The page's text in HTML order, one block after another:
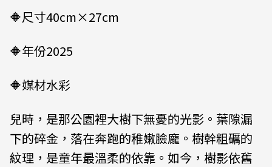
🔶尺寸40cm×27cm
🔶年份2025
🔶媒材水彩
兒時，是那公園裡大樹下無憂的光影。葉隙漏
下的碎金，落在奔跑的稚嫩臉龐。樹幹粗礪的
紋理，是童年最溫柔的依靠。如今，樹影依舊